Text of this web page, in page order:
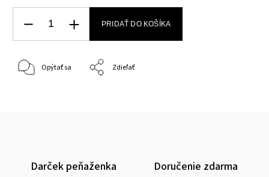
PRIDAŤ DO KOŠÍKA
Opýtať sa Zdieľať
Darček peňaženka Doručenie zdarma